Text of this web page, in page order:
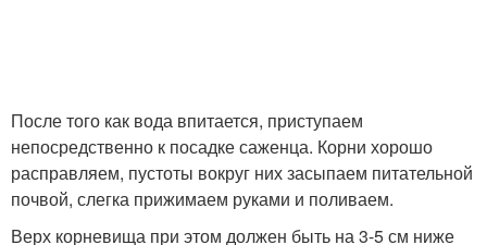
После того как вода впитается, приступаем
непосредственно к посадке саженца. Корни хорошо
расправляем, пустоты вокруг них засыпаем питательной
почвой, слегка прижимаем руками и поливаем.
Верх корневища при этом должен быть на 3-5 см ниже